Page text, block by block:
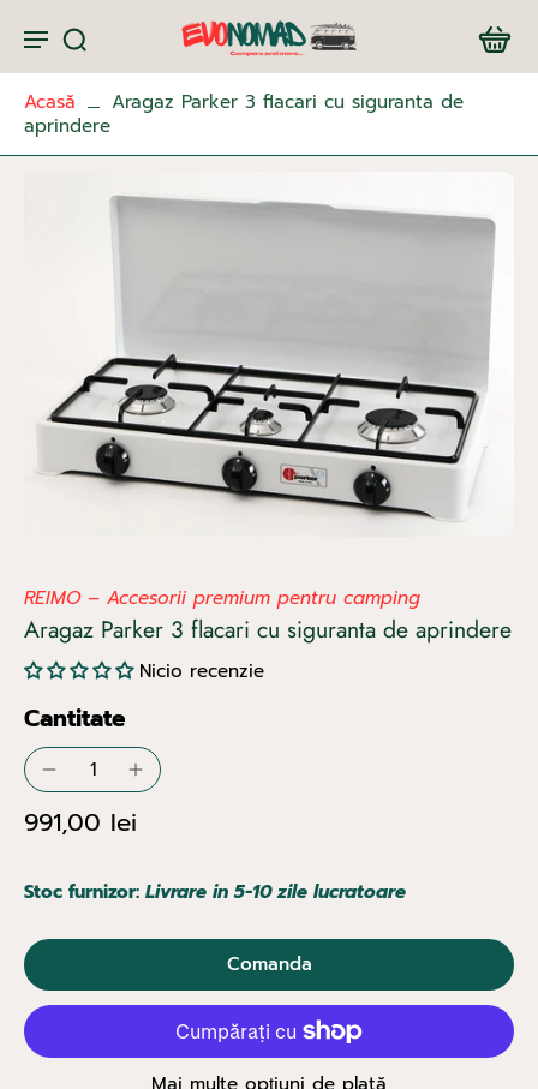
Acasă
Aragaz Parker 3 flacari cu siguranta de
aprindere
REIMO – Accesorii premium pentru camping
Aragaz Parker 3 flacari cu siguranta de aprindere
Nicio recenzie
Cantitate
991,00 lei
Comanda
Stoc furnizor: Livrare in 5-10 zile lucratoare